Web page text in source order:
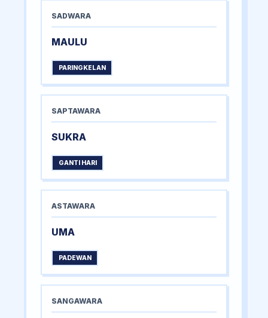
SADWARA
MAULU
PARINGKELAN
SAPTAWARA
SUKRA
GANTI HARI
ASTAWARA
UMA
PADEWAN
SANGAWARA